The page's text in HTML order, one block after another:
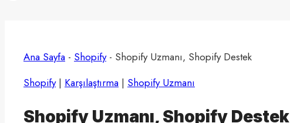
Ana Sayfa - Shopify- Shopify Uzmanı, Shopify Destek
Shopify| Karşılaştırma | Shopify Uzmanı
Shopify Uzmanı, Shopify Destek